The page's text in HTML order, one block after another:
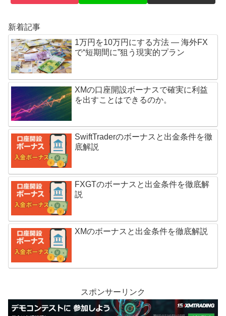
新着記事
1万円を10万円にする方法 — 海外FX
で“短期間に”狙う現実的プラン
XMの口座開設ボーナスで確実に利益
を出すことはできるのか。
SwiftTraderのボーナスと出金条件を徹
底解説
FXGTのボーナスと出金条件を徹底解
説
XMのボーナスと出金条件を徹底解説
スポンサーリンク